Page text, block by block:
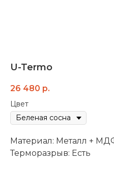
U-Termo
26 480 р.
Цвет
Материал: Металл +
Терморазрыв: Есть